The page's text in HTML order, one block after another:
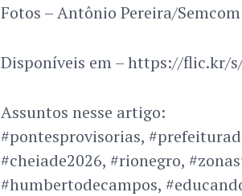
Fotos – Antônio Pereira/Semcom
Disponíveis em – https://flic.kr/
Assuntos nesse artigo:
#pontesprovisorias,
#cheiade2026, #rionegro,
#humbertodecampos,